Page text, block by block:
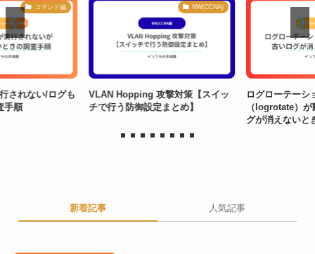
コマンド編
されない/ログも
順
NW(CCNA)
VLAN Hopping 攻撃対策【スイッ
チで行う防御設定まとめ】
ログローテーシ
（logrotate）が
グが消えないと
新着記事 人気記事